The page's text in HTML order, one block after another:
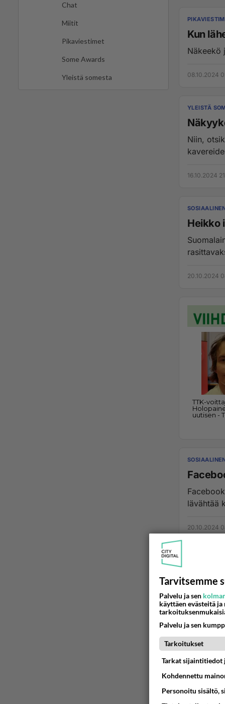
Chat
Miitit
Pikaviestimet
Some Awards
Yleistä somesta
Kun
Näkeekö
08.10.2024
YLEISTÄ
Niin,
16.10.2024
Heikko
20.10.2024
lävähtää
20.10.2024
Tarvitsemme
Palvelu ja sen
käyttäen evästeitä
Palvelu ja sen
Tarkoitukset
Tarkat sijaintitiedot
Kohdennettu
Personoitu sisältö,